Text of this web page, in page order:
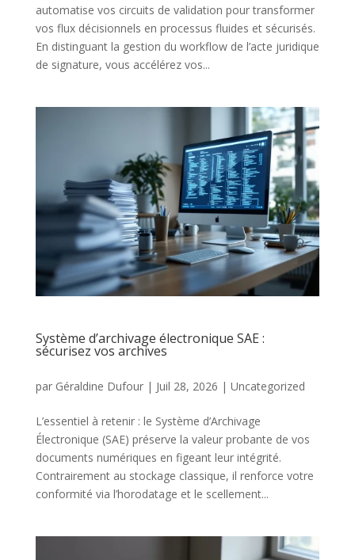
automatise vos circuits de validation pour transformer
vos flux décisionnels en processus fluides et sécurisés.
En distinguant la gestion du workflow de l’acte juridique
de signature, vous accélérez vos...
Système d’archivage électronique SAE :
sécurisez vos archives
par Géraldine Dufour| Juil 28, 2026 | Uncategorized
L’essentiel à retenir : le Système d’Archivage
Électronique (SAE) préserve la valeur probante de vos
documents numériques en figeant leur intégrité.
Contrairement au stockage classique, il renforce votre
conformité via l’horodatage et le scellement...